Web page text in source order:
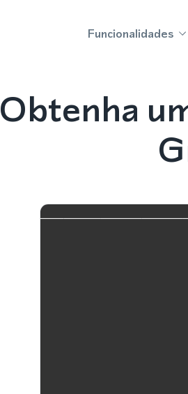
Funcionalidades
Obtenha